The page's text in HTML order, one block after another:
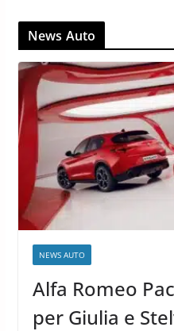
News Auto
NEWS AUTO
Alfa Romeo
per Giulia e